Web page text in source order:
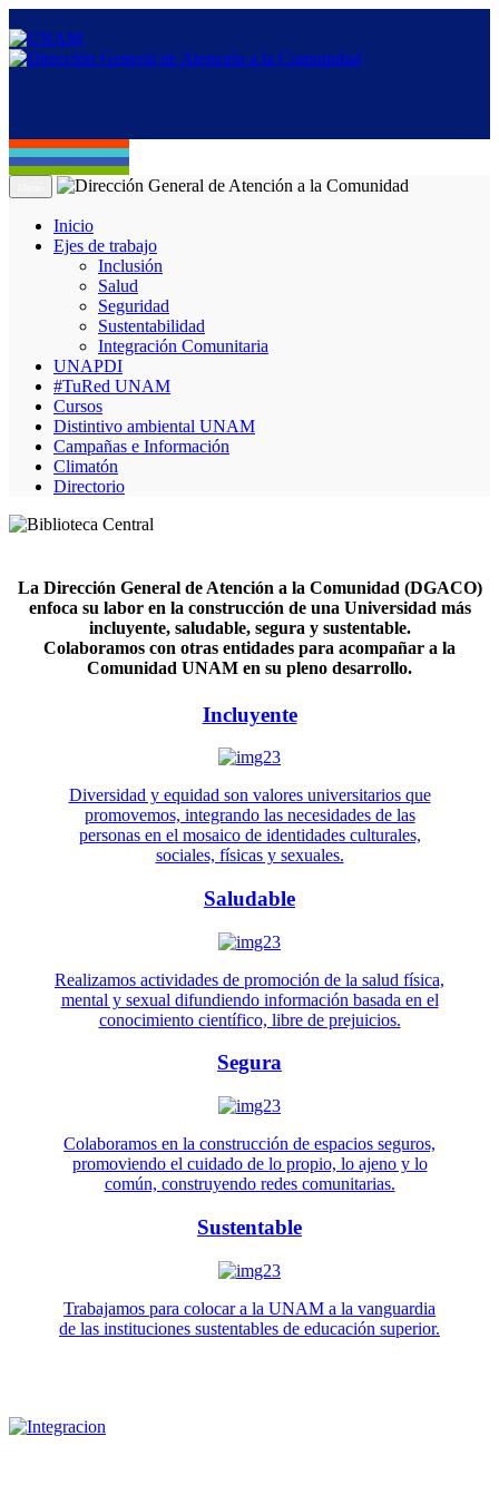
Inicio
Ejes de trabajo
Inclusión
Salud
Seguridad
Sustentabilidad
Integración Comunitaria
UNAPDI
#TuRed UNAM
Cursos
Distintivo ambiental UNAM
Campañas e Información
Climatón
Directorio
La Dirección General de Atención a la Comunidad (DGACO)
enfoca su labor en la construcción de una Universidad más
incluyente, saludable, segura y sustentable.
Colaboramos con otras entidades para acompañar a la
Comunidad UNAM en su pleno desarrollo.
Incluyente
Diversidad y equidad son valores universitarios que
promovemos, integrando las necesidades de las
personas en el mosaico de identidades culturales,
sociales, físicas y sexuales.
Saludable
Realizamos actividades de promoción de la salud física,
mental y sexual difundiendo información basada en el
conocimiento científico, libre de prejuicios.
Segura
Colaboramos en la construcción de espacios seguros,
promoviendo el cuidado de lo propio, lo ajeno y lo
común, construyendo redes comunitarias.
Sustentable
Trabajamos para colocar a la UNAM a la vanguardia
de las instituciones sustentables de educación superior.